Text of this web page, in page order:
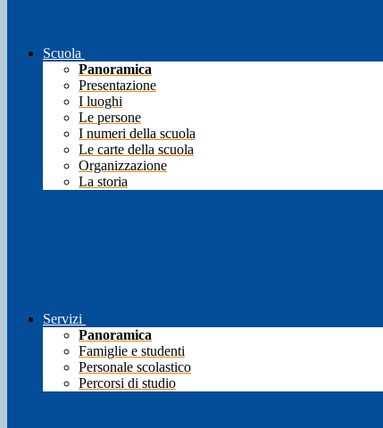
Scuola
Panoramica
Presentazione
I luoghi
Le persone
I numeri della scuola
Le carte della scuola
Organizzazione
La storia
Servizi
Panoramica
Famiglie e studenti
Personale scolastico
Percorsi di studio